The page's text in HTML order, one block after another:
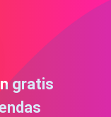
gratis